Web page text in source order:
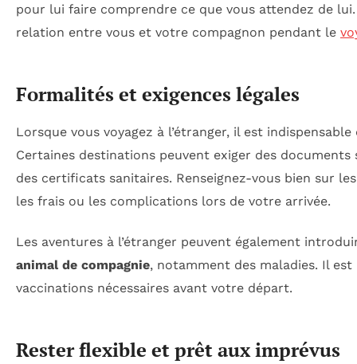
pour lui faire comprendre ce que vous attendez de
relation entre vous et votre compagnon pendant le
Formalités et exigences légales
Lorsque vous voyagez à l’étranger, il est
Certaines destinations peuvent exiger des
des certificats sanitaires. Renseignez-vous bien sur
les frais ou les complications lors de votre arrivée.
Les aventures à l’étranger peuvent également
animal de compagnie, notamment des maladies. Il
vaccinations nécessaires avant votre départ.
Rester flexible et prêt aux imprévus